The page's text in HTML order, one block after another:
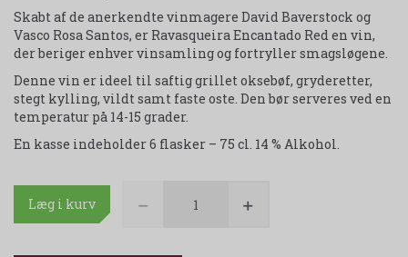
Skabt af de anerkendte vinmagere David Baverstock og
Vasco Rosa Santos, er Ravasqueira Encantado Red en vin,
der beriger enhver vinsamling og fortryller smagsløgene.
Denne vin er ideel til saftig grillet oksebøf, gryderetter,
stegt kylling, vildt samt faste oste. Den bør serveres ved en
temperatur på 14-15 grader.
En kasse indeholder 6 flasker – 75 cl. 14 % Alkohol.
Læg i kurv